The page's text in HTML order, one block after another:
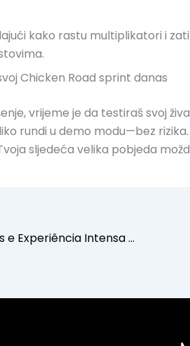
kako rastu multiplikatori i
Chicken Road sprint danas
vrijeme je da testiraš svoj
rundi u demo modu—bez
sljedeća velika pobjeda
Mostbet Portugal: Vitórias Rápidas e Experiência Intensa em Slots